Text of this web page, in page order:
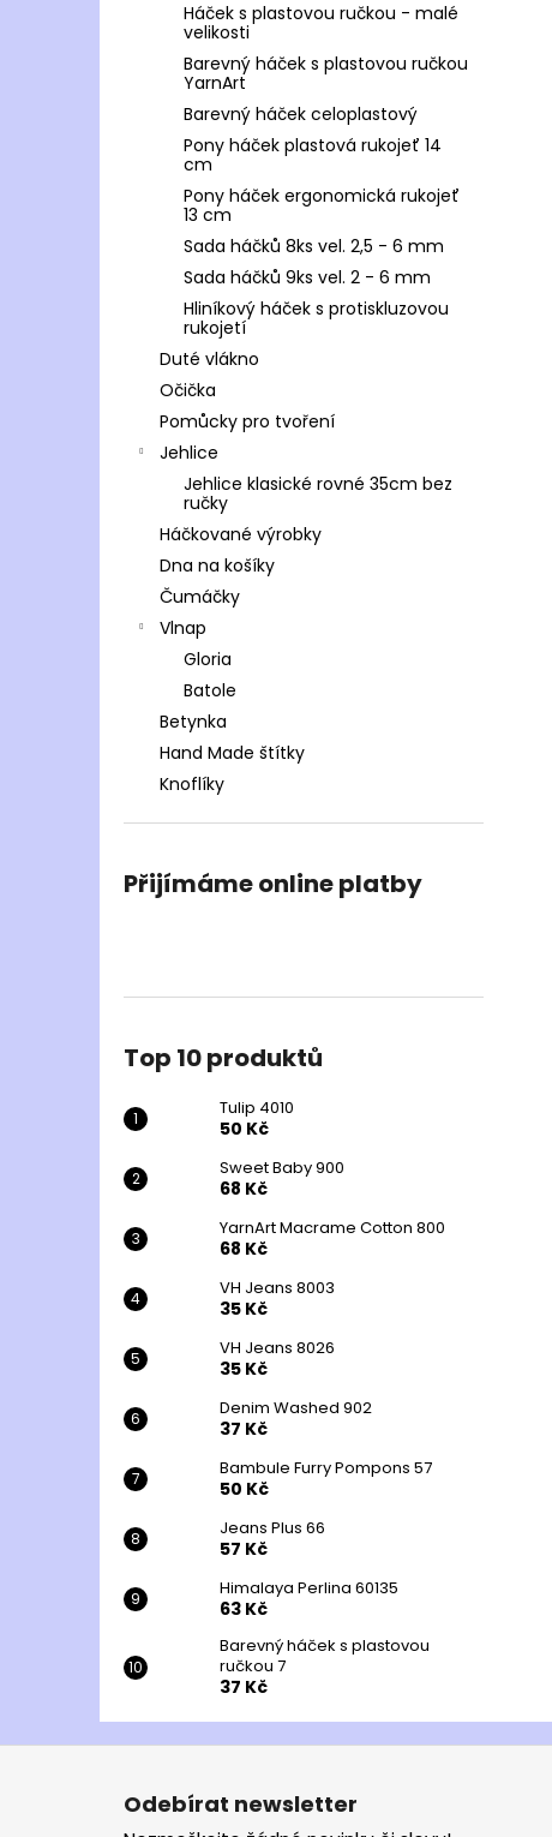
Háček s plastovou ručkou - malé
velikosti
Barevný háček s plastovou ručkou
YarnArt
Barevný háček celoplastový
Pony háček plastová rukojeť 14
cm
Pony háček ergonomická rukojeť
13 cm
Sada háčků 8ks vel. 2,5 - 6 mm
Sada háčků 9ks vel. 2 - 6 mm
Hliníkový háček s protiskluzovou
rukojetí
Duté vlákno
Očička
Pomůcky pro tvoření
Jehlice
Jehlice klasické rovné 35cm bez
ručky
Háčkované výrobky
Dna na košíky
Čumáčky
Vlnap
Gloria
Batole
Betynka
Hand Made štítky
Knoflíky
Přijímáme online platby
Top 10 produktů
Tulip 4010
50 Kč
Sweet Baby 900
68 Kč
YarnArt Macrame Cotton 800
68 Kč
VH Jeans 8003
35 Kč
VH Jeans 8026
35 Kč
Denim Washed 902
37 Kč
Bambule Furry Pompons 57
50 Kč
Jeans Plus 66
57 Kč
Himalaya Perlina 60135
63 Kč
Barevný háček s plastovou
ručkou 7
37 Kč
Z
Odebírat newsletter